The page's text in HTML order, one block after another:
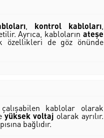
kontrol kabloları
Ayrıca, kablolarınateşe
de göz önünde
kablolar olarak
yüksek voltaj olarak ayrılır.
bağlıdır.